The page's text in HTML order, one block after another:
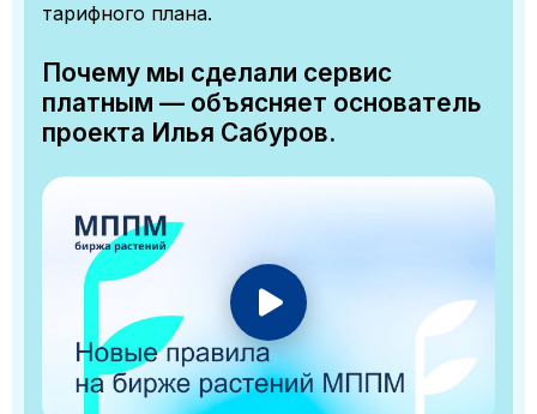
тарифного плана.
Почему мы сделали сервис
платным — объясняет основатель
проекта Илья Сабуров.